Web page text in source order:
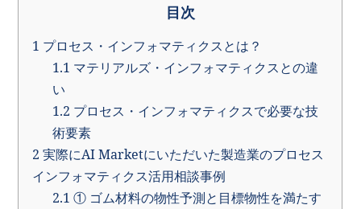
目次
1 プロセス・インフォマティクスとは？
1.1 マテリアルズ・インフォマティクスとの違
い
1.2 プロセス・インフォマティクスで必要な技
術要素
2 実際にAI Marketにいただいた製造業のプロセス
インフォマティクス活用相談事例
2.1 ① ゴム材料の物性予測と目標物性を満たす